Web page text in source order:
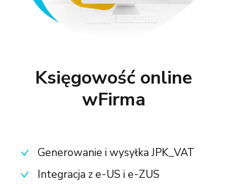
Księgowość online
wFirma
Generowanie i wysyłka JPK_VAT
Integracja z e-US i e-ZUS